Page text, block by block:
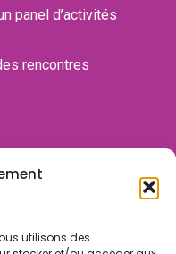
utilisons des
panel d’activités
rencontres